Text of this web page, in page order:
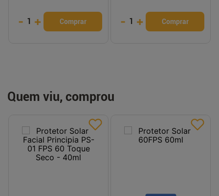
- 1 + Comprar - 1 + Comprar
Quem viu, comprou